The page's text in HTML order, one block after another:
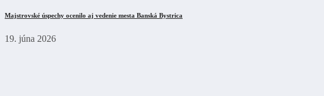
Majstrovské úspechy ocenilo aj vedenie mesta Banská Bystrica
19. júna 2026